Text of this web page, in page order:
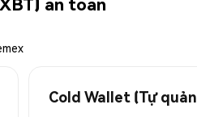
Cold Wallet (Tự